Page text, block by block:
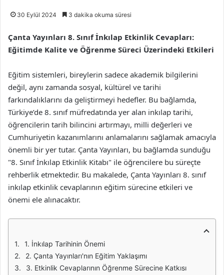
30 Eylül 2024 3 dakika okuma süresi
Çanta Yayınları 8. Sınıf İnkılap Etkinlik Cevapları:
Eğitimde Kalite ve Öğrenme Süreci Üzerindeki Etkileri
Eğitim sistemleri, bireylerin sadece akademik bilgilerini
değil, aynı zamanda sosyal, kültürel ve tarihi
farkındalıklarını da geliştirmeyi hedefler. Bu bağlamda,
Türkiye’de 8. sınıf müfredatında yer alan inkılap tarihi,
öğrencilerin tarih bilincini artırmayı, milli değerleri ve
Cumhuriyetin kazanımlarını anlamalarını sağlamak amacıyla
önemli bir yer tutar. Çanta Yayınları, bu bağlamda sunduğu
"8. Sınıf İnkılap Etkinlik Kitabı" ile öğrencilere bu süreçte
rehberlik etmektedir. Bu makalede, Çanta Yayınları 8. sınıf
inkılap etkinlik cevaplarının eğitim sürecine etkileri ve
önemi ele alınacaktır.
1. İnkılap Tarihinin Önemi
2. Çanta Yayınları'nın Eğitim Yaklaşımı
3. Etkinlik Cevaplarının Öğrenme Sürecine Katkısı